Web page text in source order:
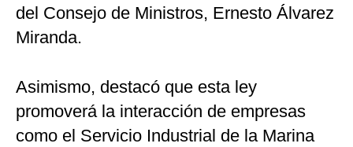
del Consejo de Ministros, Ernesto Álvarez
Miranda.
Asimismo, destacó que esta ley
promoverá la interacción de empresas
como el Servicio Industrial de la Marina